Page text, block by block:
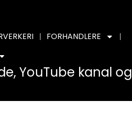
FORHANDLERE
YouTube kanal og